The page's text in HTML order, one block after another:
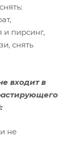
и пирсинг,
снять
входит в
не